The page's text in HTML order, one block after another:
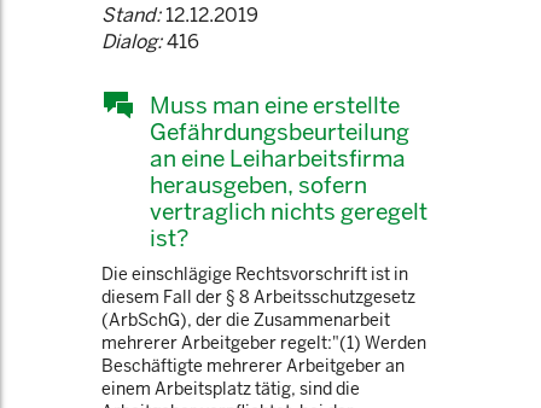
Stand:12.12.2019
Dialog:416
Muss man eine erstellte
Gefährdungsbeurteilung
an eine Leiharbeitsfirma
herausgeben, sofern
vertraglich nichts geregelt
ist?
Die einschlägige Rechtsvorschrift ist in
diesem Fall der § 8 Arbeitsschutzgesetz
(ArbSchG), der die Zusammenarbeit
mehrerer Arbeitgeber regelt:"(1) Werden
Beschäftigte mehrerer Arbeitgeber an
einem Arbeitsplatz tätig, sind die